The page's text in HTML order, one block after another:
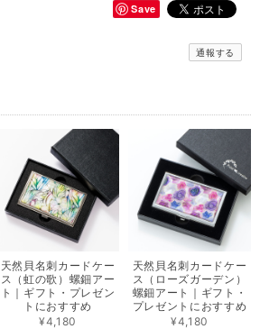
Save
通報する
天然貝名刺カードケー
ス（虹の歌）螺鈿アー
ト｜ギフト・プレゼン
トにおすすめ
¥4,180
天然貝名刺カードケー
ス（ローズガーデン）
螺鈿アート｜ギフト・
プレゼントにおすすめ
¥4,180